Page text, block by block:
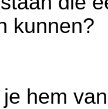
kunnen?
hem